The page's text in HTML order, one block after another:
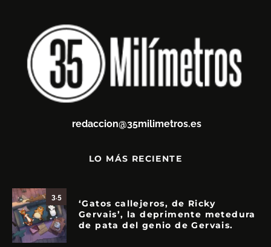
redaccion@35milimetros.es
LO MÁS RECIENTE
3.5
‘Gatos callejeros, de Ricky
Gervais’, la deprimente metedura
de pata del genio de Gervais.